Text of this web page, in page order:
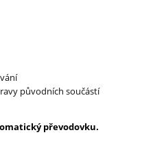
původních součástí
převodovku.